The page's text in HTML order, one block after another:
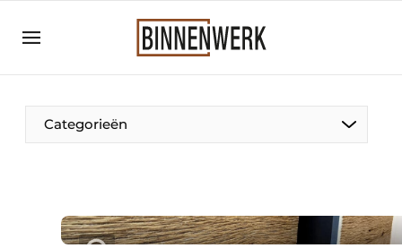
Aanmelden
Bedrijven
Binnenwerk | Hét magazine voor de
Direct contact
Categorieën